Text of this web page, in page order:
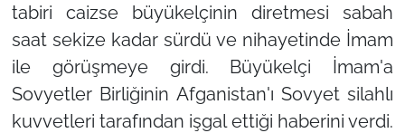
tabiri caizse büyükelçinin diretmesi sabah
saat sekize kadar sürdü ve nihayetinde İmam
ile görüşmeye girdi. Büyükelçi İmam'a
Sovyetler Birliğinin Afganistan'ı Sovyet silahlı
kuvvetleri tarafından işgal ettiği haberini verdi.